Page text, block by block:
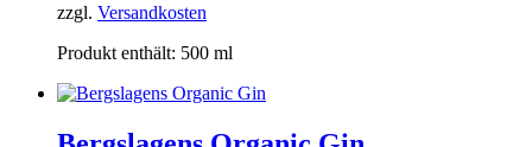
zzgl. Versandkosten
Produkt enthält: 500 ml